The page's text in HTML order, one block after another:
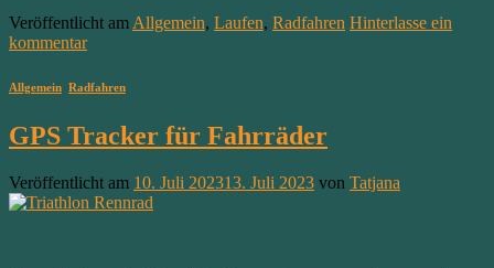
Veröffentlicht am Allgemein, Laufen, Radfahren Hinterlasse ein
kommentar
Allgemein Radfahren
GPS Tracker für Fahrräder
Veröffentlicht am 10. Juli 202313. Juli 2023 von Tatjana